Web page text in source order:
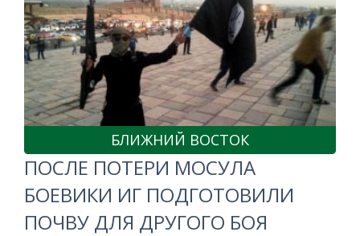
БЛИЖНИЙ ВОСТОК
ПОСЛЕ ПОТЕРИ МОСУЛА
БОЕВИКИ ИГ ПОДГОТОВИЛИ
ПОЧВУ ДЛЯ ДРУГОГО БОЯ